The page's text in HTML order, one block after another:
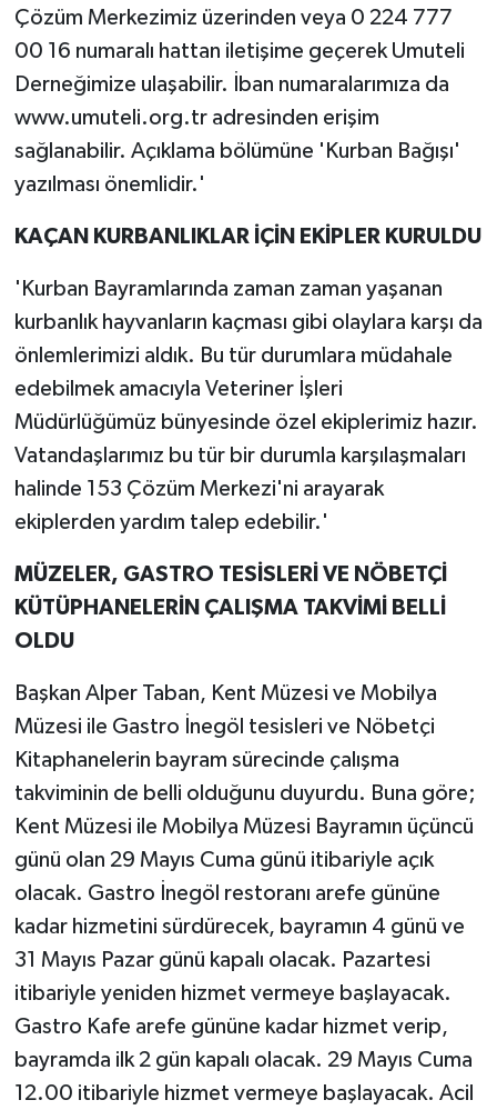
Çözüm Merkezimiz üzerinden veya 0 224 777
00 16 numaralı hattan iletişime geçerek Umuteli
Derneğimize ulaşabilir. İban numaralarımıza da
www.umuteli.org.tr adresinden erişim
sağlanabilir. Açıklama bölümüne 'Kurban Bağışı'
yazılması önemlidir.'
KAÇAN KURBANLIKLAR İÇİN EKİPLER KURULDU
'Kurban Bayramlarında zaman zaman yaşanan
kurbanlık hayvanların kaçması gibi olaylara karşı da
önlemlerimizi aldık. Bu tür durumlara müdahale
edebilmek amacıyla Veteriner İşleri
Müdürlüğümüz bünyesinde özel ekiplerimiz hazır.
Vatandaşlarımız bu tür bir durumla karşılaşmaları
halinde 153 Çözüm Merkezi'ni arayarak
ekiplerden yardım talep edebilir.'
MÜZELER, GASTRO TESİSLERİ VE NÖBETÇİ
KÜTÜPHANELERİN ÇALIŞMA TAKVİMİ BELLİ
OLDU
Başkan Alper Taban, Kent Müzesi ve Mobilya
Müzesi ile Gastro İnegöl tesisleri ve Nöbetçi
Kitaphanelerin bayram sürecinde çalışma
takviminin de belli olduğunu duyurdu. Buna göre;
Kent Müzesi ile Mobilya Müzesi Bayramın üçüncü
günü olan 29 Mayıs Cuma günü itibariyle açık
olacak. Gastro İnegöl restoranı arefe gününe
kadar hizmetini sürdürecek, bayramın 4 günü ve
31 Mayıs Pazar günü kapalı olacak. Pazartesi
itibariyle yeniden hizmet vermeye başlayacak.
Gastro Kafe arefe gününe kadar hizmet verip,
bayramda ilk 2 gün kapalı olacak. 29 Mayıs Cuma
12.00 itibariyle hizmet vermeye başlayacak. Acil